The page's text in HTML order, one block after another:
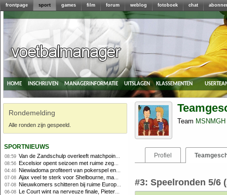
frontpage sport games film forum weblog fotoboek chat
home inschrijven managerinformatie uitslagen klassementen
Rondemelding
Alle ronden zijn gespeeld.
sportnieuws
08:59 Van de Zandschulp overleeft matchpoints, ook Griekspoor verder in Montreal
08:56 Excelsior opent seizoen met ruime zege op promovendus Cambuur
04:46 Niewiadoma profiteert van pokerspel en grijpt geel op Ventoux
07-08 Ajax veel te sterk voor Shelbourne, maar houdt schade beperkt
07-08 Nieuwkomers schitteren bij ruime Europese zege FC Twente
06-08 Le Court wint na nerveuze finale, Pieterse derde
Team
Profiel
#3: Speelronden 5/6